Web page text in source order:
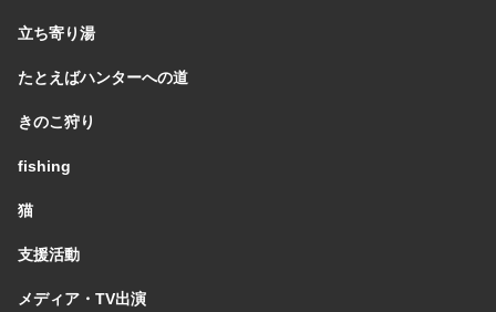
立ち寄り湯
たとえばハンターへの道
きのこ狩り
fishing
猫
支援活動
メディア・TV出演